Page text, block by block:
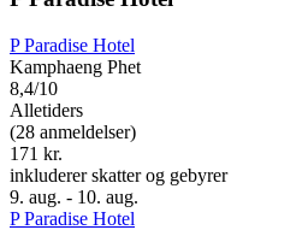
P Paradise Hotel
Kamphaeng Phet
8,4/10
Alletiders
(28 anmeldelser)
171 kr.
inkluderer skatter og gebyrer
9. aug. - 10. aug.
P Paradise Hotel